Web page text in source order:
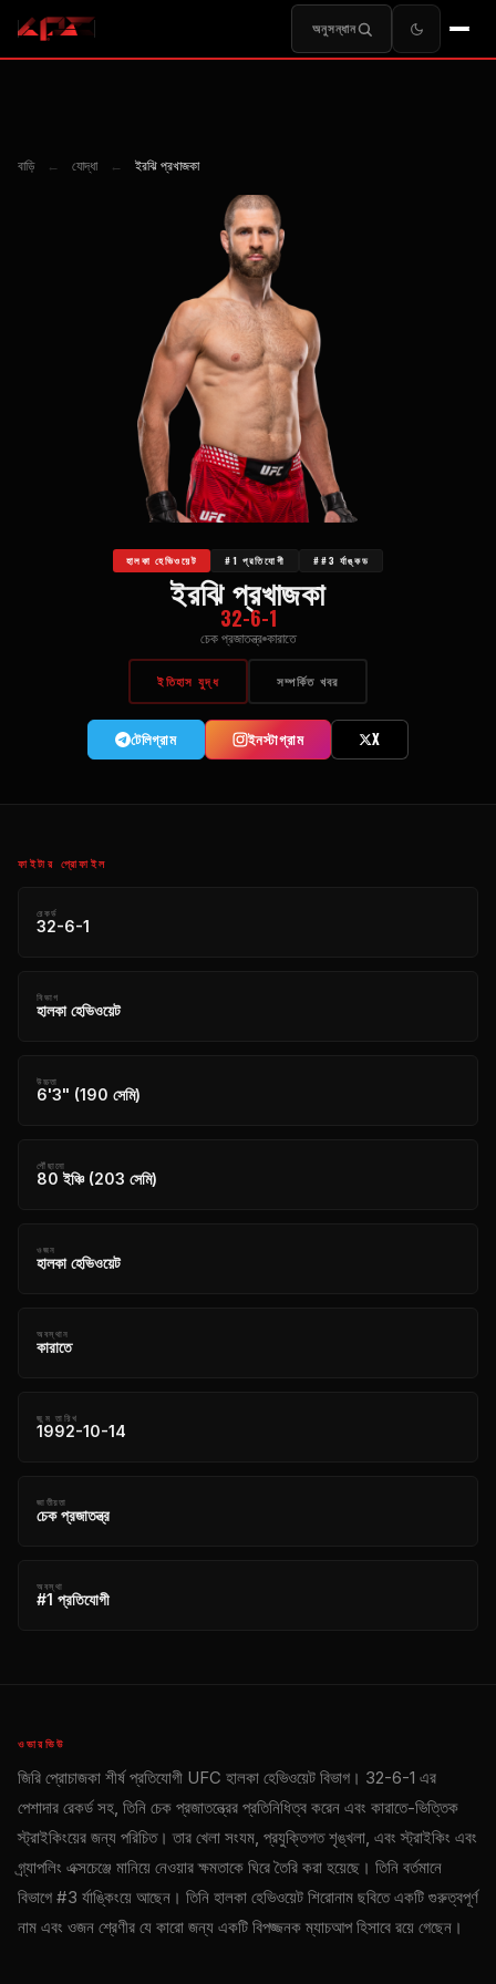
অনুসন্ধান
বাড়ি ← যোদ্ধা ← ইরঝি প্রখাজকা
হালকা হেভিওয়েট #1 প্রতিযোগী ##3 র্যাঙ্কড
ইরঝি প্রখাজকা
32-6-1
চেক প্রজাতন্ত্র কারাতে
ইতিহাস যুদ্ধ সম্পর্কিত খবর
টেলিগ্রাম ইনস্টাগ্রাম X
ফাইটার প্রোফাইল
রেকর্ড
32-6-1
বিভাগ
হালকা হেভিওয়েট
উচ্চতা
6'3" (190 সেমি)
পৌঁছানো
80 ইঞ্চি (203 সেমি)
ওজন
হালকা হেভিওয়েট
অবস্থান
কারাতে
জন্ম তারিখ
1992-10-14
জাতীয়তা
চেক প্রজাতন্ত্র
অবস্থা
#1 প্রতিযোগী
ওভারভিউ
জিরি প্রোচাজকা শীর্ষ প্রতিযোগী UFC হালকা হেভিওয়েট বিভাগ। 32-6-1 এর
পেশাদার রেকর্ড সহ, তিনি চেক প্রজাতন্ত্রের প্রতিনিধিত্ব করেন এবং কারাতে-ভিত্তিক
স্ট্রাইকিংয়ের জন্য পরিচিত। তার খেলা সংযম, প্রযুক্তিগত শৃঙ্খলা, এবং স্ট্রাইকিং এবং
গ্র্যাপলিং এক্সচেঞ্জে মানিয়ে নেওয়ার ক্ষমতাকে ঘিরে তৈরি করা হয়েছে। তিনি বর্তমানে
বিভাগে #3 র্যাঙ্কিংয়ে আছেন। তিনি হালকা হেভিওয়েট শিরোনাম ছবিতে একটি গুরুত্বপূর্ণ
নাম এবং ওজন শ্রেণীর যে কারো জন্য একটি বিপজ্জনক ম্যাচআপ হিসাবে রয়ে গেছেন।